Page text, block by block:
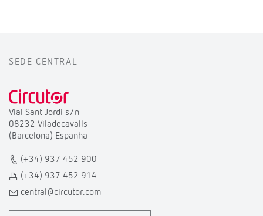
SEDE CENTRAL
Vial Sant Jordi s/n
08232 Viladecavalls
(Barcelona) Espanha
(+34) 937 452 900
(+34) 937 452 914
central@circutor.com